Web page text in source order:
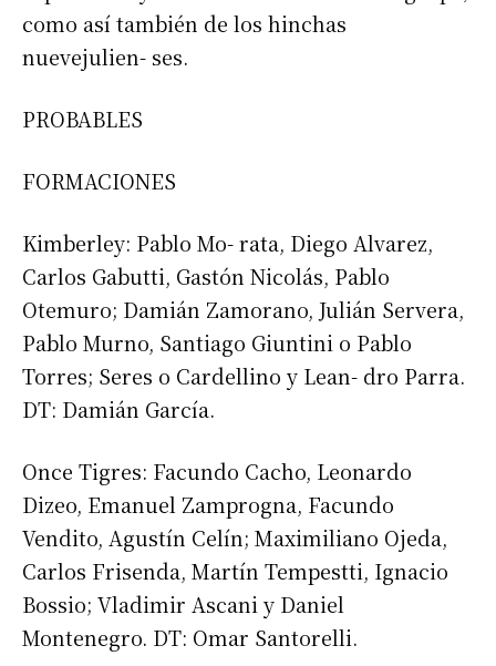
como así también de los hinchas
nuevejulien- ses.
PROBABLES
FORMACIONES
Kimberley: Pablo Mo- rata, Diego Alvarez,
Carlos Gabutti, Gastón Nicolás, Pablo
Otemuro; Damián Zamorano, Julián Servera,
Pablo Murno, Santiago Giuntini o Pablo
Torres; Seres o Cardellino y Lean- dro Parra.
DT: Damián García.
Once Tigres: Facundo Cacho, Leonardo
Dizeo, Emanuel Zamprogna, Facundo
Vendito, Agustín Celín; Maximiliano Ojeda,
Carlos Frisenda, Martín Tempestti, Ignacio
Bossio; Vladimir Ascani y Daniel
Montenegro. DT: Omar Santorelli.